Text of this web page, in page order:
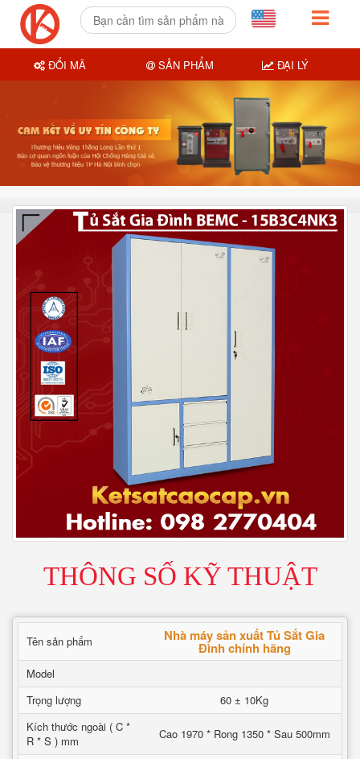
THÔNG SỐ KỸ THUẬT
Tên sản phẩm Nhà máy sản xuất Tủ Sắt Gia
Đình chính hãng
Model
Trọng lượng
60 ± 10Kg
Kích thước ngoài ( C *
R * S ) mm
Cao 1970 * Rong 1350 * Sau 500mm
ĐỔI MÃ SẢN PHẨM ĐẠI LÝ